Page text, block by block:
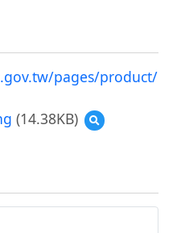
pages/product/
(14.38KB)
預
覽
圖)
傳